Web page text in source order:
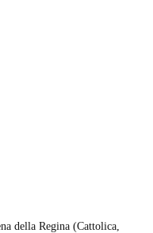
della Regina (Cattolica,